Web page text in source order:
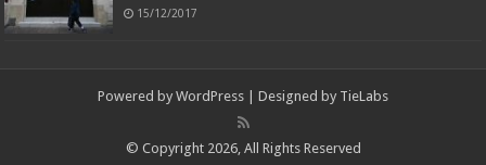
15/12/2017
Powered by WordPress | Designed by TieLabs
© Copyright 2026, All Rights Reserved